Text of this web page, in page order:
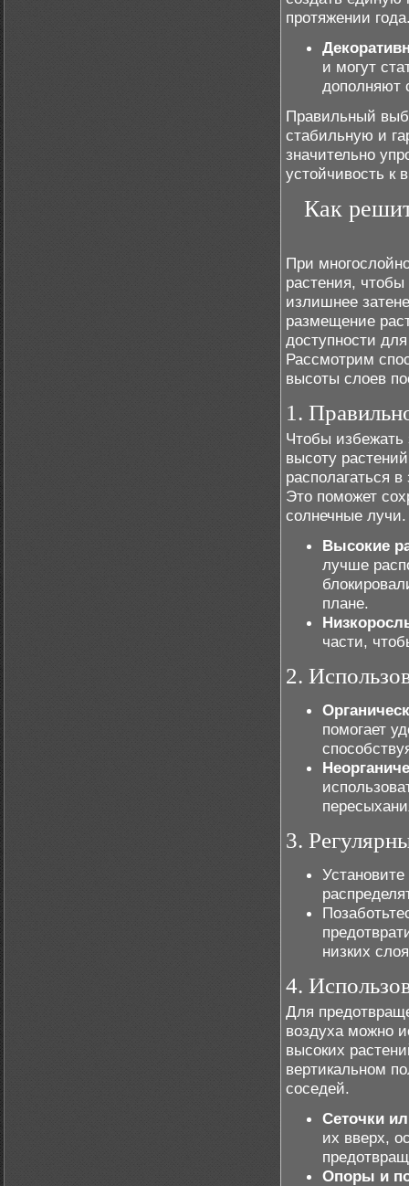
протяжении
и могут
дополняют
Правильный
стабильную и
значительно
устойчивость к
Как
При
растения,
излишнее
размещение
доступности
Рассмотрим
высоты слоев
1.
Чтобы избежать
высоту
располагаться
Это поможет
солнечные лучи.
Высокие
лучше
плане.
части,
2.
помогает
3.
низких
4.
Для
воздуха можно
высоких
вертикальном
соседей.
Сеточки
их вверх,
Опоры и